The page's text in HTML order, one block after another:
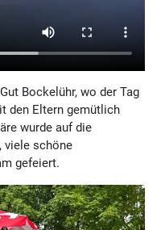
Bockelühr, wo der Tag
den Eltern gemütlich
wurde auf die
viele schöne
gefeiert.